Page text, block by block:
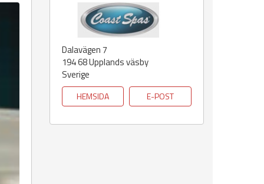
Dalavägen 7
194 68Upplands väsby
Sverige
HEMSIDA E-POST